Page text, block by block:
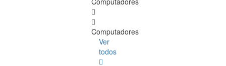
Computadores
Ver
todos